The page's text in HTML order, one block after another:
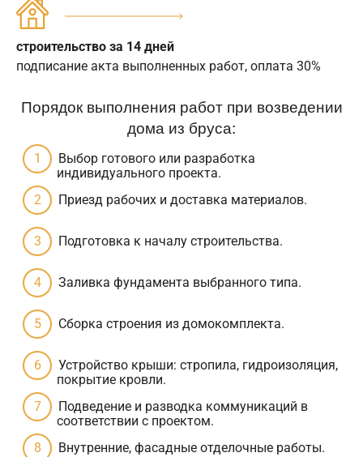
строительство за 14 дней
подписание акта выполненных работ, оплата 30%
Порядок выполнения работ при возведении
дома из бруса:
Выбор готового или разработка
индивидуального проекта.
Приезд рабочих и доставка материалов.
Подготовка к началу строительства.
Заливка фундамента выбранного типа.
Сборка строения из домокомплекта.
Устройство крыши: стропила, гидроизоляция,
покрытие кровли.
Подведение и разводка коммуникаций в
соответствии с проектом.
Внутренние, фасадные отделочные работы.